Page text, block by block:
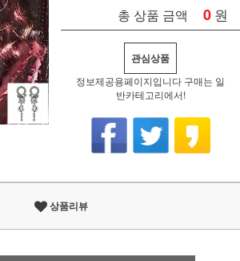
총 상품 금액 0 원
관심상품
정보제공용페이지입니다 구매는 일
반카테고리에서!
상품리뷰